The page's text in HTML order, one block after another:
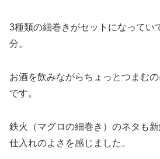
3種類の細巻きがセットになってい
分。
お酒を飲みながらちょっとつまむ
です。
鉄火（マグロの細巻き）のネタも
仕入れのよさを感じました。